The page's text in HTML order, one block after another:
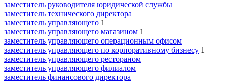
заместитель руководителя юридической службы
заместитель технического директора
заместитель управляющего 1
заместитель управляющего магазином 1
заместитель управляющего операционным офисом
заместитель управляющего по корпоративному бизнесу 1
заместитель управляющего рестораном
заместитель управляющего филиалом
заместитель финансового директора